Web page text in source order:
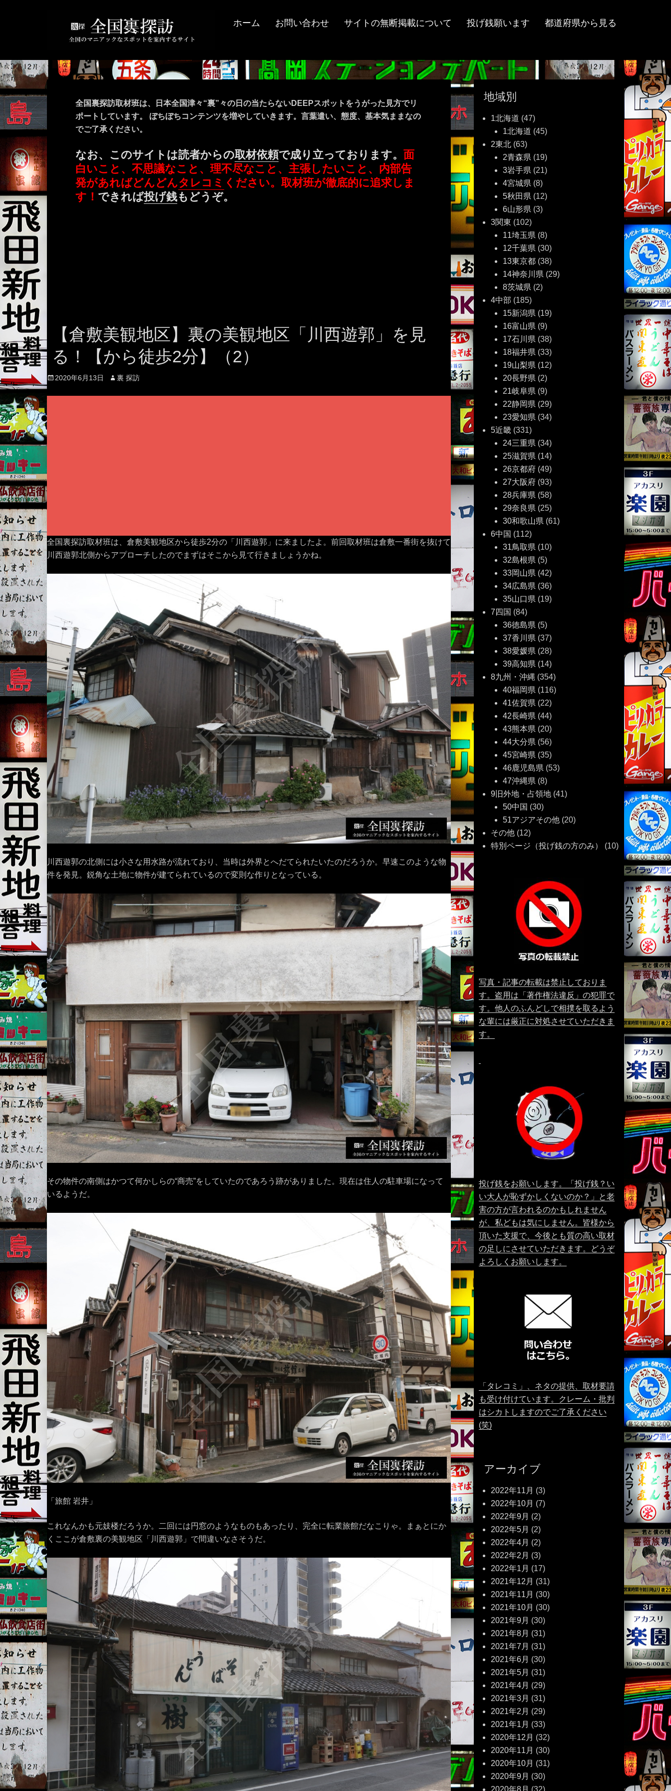
ホーム お問い合わせ サイトの無断掲載について 投げ銭願います 都道府県から見る
全国裏探訪取材班は、日本全国津々“裏”々の日の当たらないDEEPスポットをうがった見方でリ
ポートしています。 ぼちぼちコンテンツを増やしていきます。言葉遣い、態度、基本気ままなの
でご了承ください。
なお、このサイトは読者からの取材依頼で成り立っております。 面
白いこと、不思議なこと、理不尽なこと、主張したいこと、内部告
発があればどんどんタレコミ ください。取材班が徹底的に追求しま
す！ できれば投げ銭もどうぞ。
【倉敷美観地区】裏の美観地区「川西遊郭」を見
る！【から徒歩2分】（2）
Posted
on
2020年6月13日 Author
裏 探訪
全国裏探訪取材班は、倉敷美観地区から徒歩2分の「川西遊郭」に来ましたよ。前回取材班は倉敷一番街を抜けて
川西遊郭北側からアプローチしたのでまずはそこから見て行きましょうかね。
川西遊郭の北側には小さな用水路が流れており、当時は外界とへだてられたいたのだろうか。早速このような物
件を発見。鋭角な土地に物件が建てられているので変則な作りとなっている。
その物件の南側はかつて何かしらの“商売”をしていたのであろう跡がありました。現在は住人の駐車場になって
いるようだ。
「旅館 岩井」
これなんかも元妓楼だろうか。二回には円窓のようなものもあったり、完全に転業旅館だなこりゃ。まぁとにか
くここが倉敷裏の美観地区「川西遊郭」で間違いなさそうだ。
地域別
1北海道 (47)
1北海道 (45)
2東北 (63)
2青森県 (19)
3岩手県 (21)
4宮城県 (8)
5秋田県 (12)
6山形県 (3)
3関東 (102)
11埼玉県 (8)
12千葉県 (30)
13東京都 (38)
14神奈川県 (29)
8茨城県 (2)
4中部 (185)
15新潟県 (19)
16富山県 (9)
17石川県 (38)
18福井県 (33)
19山梨県 (12)
20長野県 (2)
21岐阜県 (9)
22静岡県 (29)
23愛知県 (34)
5近畿 (331)
24三重県 (34)
25滋賀県 (14)
26京都府 (49)
27大阪府 (93)
28兵庫県 (58)
29奈良県 (25)
30和歌山県 (61)
6中国 (112)
31鳥取県 (10)
32島根県 (5)
33岡山県 (42)
34広島県 (36)
35山口県 (19)
7四国 (84)
36徳島県 (5)
37香川県 (37)
38愛媛県 (28)
39高知県 (14)
8九州・沖縄 (354)
40福岡県 (116)
41佐賀県 (22)
42長崎県 (44)
43熊本県 (20)
44大分県 (56)
45宮崎県 (35)
46鹿児島県 (53)
47沖縄県 (8)
9旧外地・占領地 (41)
50中国 (30)
51アジアその他 (20)
その他 (12)
特別ページ（投げ銭の方のみ）
(10)
写真・記事の転載は禁止しておりま
す。盗用は「著作権法違反」の犯罪で
す。他人のふんどしで相撲を取るよう
な輩には厳正に対処させていただきま
す。
投げ銭をお願いします。「投げ銭？い
い大人が恥ずかしくないのか？」と老
害の方が言われるのかもしれません
が、私どもは気にしません。皆様から
頂いた支援で、今後とも質の高い取材
の足しにさせていただきます。どうぞ
よろしくお願いします。
「タレコミ」、ネタの提供、取材要請
も受け付けています。クレーム・批判
はシカトしますのでご了承ください
(笑)
アーカイブ
2022年11月 (3)
2022年10月 (7)
2022年9月 (2)
2022年5月 (2)
2022年4月 (2)
2022年2月 (3)
2022年1月 (17)
2021年12月 (31)
2021年11月 (30)
2021年10月 (30)
2021年9月 (30)
2021年8月 (31)
2021年7月 (31)
2021年6月 (30)
2021年5月 (31)
2021年4月 (29)
2021年3月 (31)
2021年2月 (29)
2021年1月 (33)
2020年12月 (32)
2020年11月 (30)
2020年10月 (31)
2020年9月 (30)
2020年8月 (32)